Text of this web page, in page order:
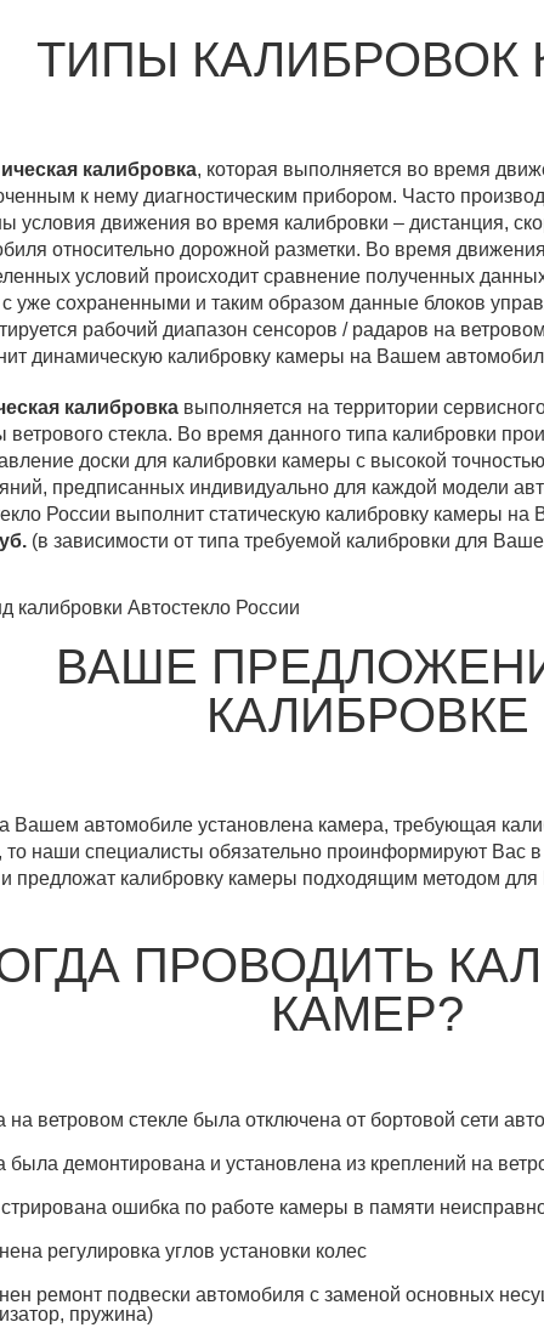
ТИПЫ КАЛИБРОВОК
калибровка, которая выполняется во время
к нему диагностическим прибором. Часто
условия движения во время калибровки – дистанция,
относительно дорожной разметки. Во время
условий происходит сравнение полученных
с уже сохраненными и таким образом данные блоков
рабочий диапазон сенсоров / радаров на
динамическую калибровку камеры на Вашем
калибровка выполняется на территории
ветрового стекла. Во время данного типа калибровки
доски для калибровки камеры с высокой
предписанных индивидуально для каждой модели
России выполнит статическую калибровку камеры
(в зависимости от типа требуемой калибровки для
ВАШЕ
КАЛИБРОВКЕ
Вашем автомобиле установлена камера, требующая
то наши специалисты обязательно проинформируют Вас
и предложат калибровку камеры подходящим методом для
ПРОВОДИТЬ
КАМЕР?
на ветровом стекле была отключена от бортовой сети
была демонтирована и установлена из креплений на
ошибка по работе камеры в памяти
регулировка углов установки колес
ремонт подвески автомобиля с заменой основных
пружина)